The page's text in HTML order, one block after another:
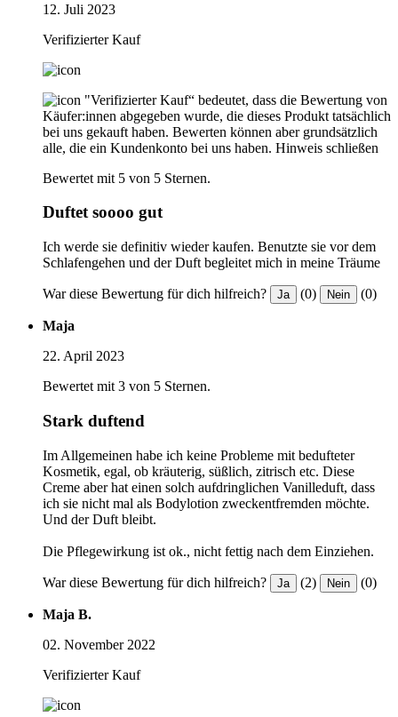
12. Juli 2023
Verifizierter Kauf
"Verifizierter Kauf“ bedeutet, dass die Bewertung von
Käufer:innen abgegeben wurde, die dieses Produkt tatsächlich
bei uns gekauft haben. Bewerten können aber grundsätzlich
alle, die ein Kundenkonto bei uns haben. Hinweis schließen
Bewertet mit 5 von 5 Sternen.
Duftet soooo gut
Ich werde sie definitiv wieder kaufen. Benutzte sie vor dem
Schlafengehen und der Duft begleitet mich in meine Träume
War diese Bewertung für dich hilfreich? Ja (0) Nein (0)
Maja
22. April 2023
Bewertet mit 3 von 5 Sternen.
Stark duftend
Im Allgemeinen habe ich keine Probleme mit bedufteter
Kosmetik, egal, ob kräuterig, süßlich, zitrisch etc. Diese
Creme aber hat einen solch aufdringlichen Vanilleduft, dass
ich sie nicht mal als Bodylotion zweckentfremden möchte.
Und der Duft bleibt.
Die Pflegewirkung ist ok., nicht fettig nach dem Einziehen.
War diese Bewertung für dich hilfreich? Ja (2) Nein (0)
Maja B.
02. November 2022
Verifizierter Kauf